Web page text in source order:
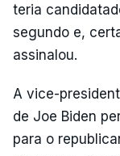
teria
segundo e,
assinalou.
A vice-
de Joe Biden
para o